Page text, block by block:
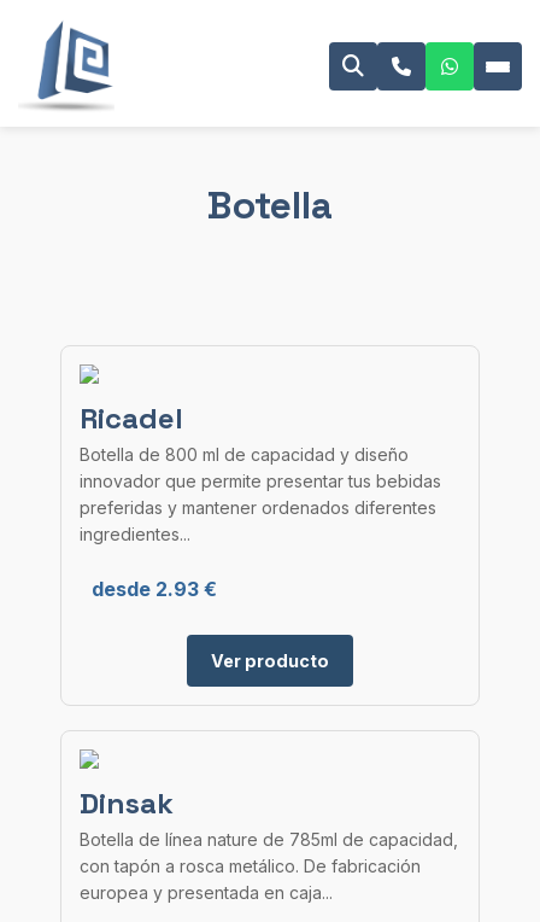
Botella
Ricadel
Botella de 800 ml de capacidad y diseño
innovador que permite presentar tus bebidas
preferidas y mantener ordenados diferentes
ingredientes...
desde 2.93 €
Ver producto
Dinsak
Botella de línea nature de 785ml de capacidad,
con tapón a rosca metálico. De fabricación
europea y presentada en caja...